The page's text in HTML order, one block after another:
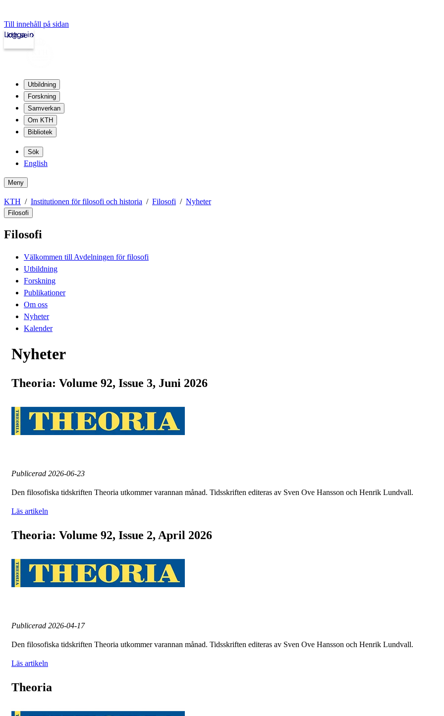
Till innehåll på sidan
kth.se
Logga in
Utbildning
Forskning
Samverkan
Om KTH
Bibliotek
Sök
English
Meny
KTH Institutionen för filosofi och historia Filosofi Nyheter
Filosofi
Filosofi
Välkommen till Avdelningen för filosofi
Utbildning
Forskning
Publikationer
Om oss
Nyheter
Kalender
Nyheter
Theoria: Volume 92, Issue 3, Juni 2026
Publicerad 2026-06-23
Den filosofiska tidskriften Theoria utkommer varannan månad. Tidsskriften editeras av Sven Ove Hansson och Henrik Lundvall.
Läs artikeln
Theoria: Volume 92, Issue 2, April 2026
Publicerad 2026-04-17
Den filosofiska tidskriften Theoria utkommer varannan månad. Tidsskriften editeras av Sven Ove Hansson och Henrik Lundvall.
Läs artikeln
Theoria